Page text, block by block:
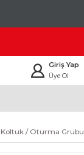
Giriş Yap
Üye Ol
Koltuk / Oturma Grubu